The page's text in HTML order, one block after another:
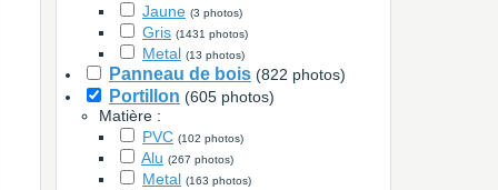
Jaune (3 photos)
Gris (1431 photos)
Metal (13 photos)
Panneau de bois (822 photos)
Portillon (605 photos)
Matière :
PVC (102 photos)
Alu (267 photos)
Metal (163 photos)